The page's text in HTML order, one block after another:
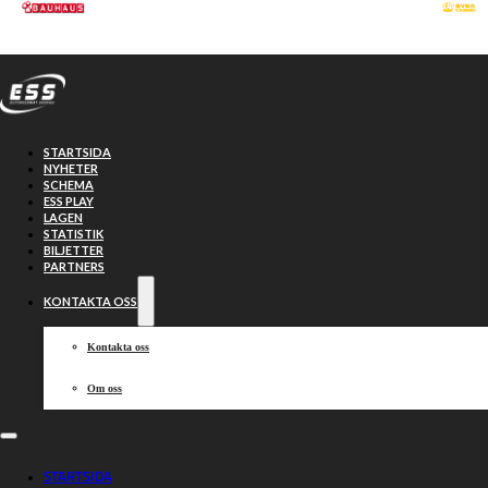
Hoppa till huvudinnehåll
STARTSIDA
NYHETER
SCHEMA
ESS PLAY
LAGEN
STATISTIK
BILJETTER
PARTNERS
KONTAKTA OSS
Kontakta oss
Om oss
STARTSIDA
Klemetz och